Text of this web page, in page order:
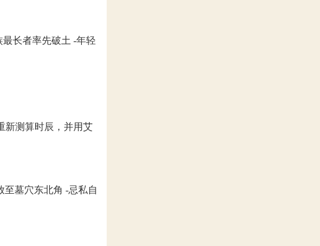
长者率先破土 -年轻
新测算时辰，并用艾
至墓穴东北角 -忌私自